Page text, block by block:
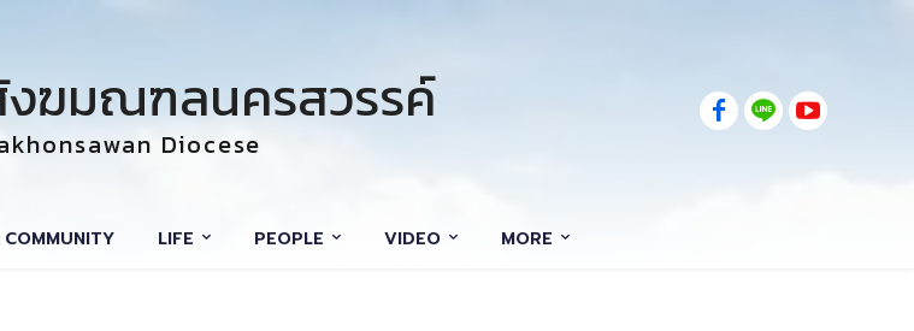
ฆมณฑลนครสวรรค์
Diocese
COMMUNITY LIFE PEOPLE VIDEO MORE